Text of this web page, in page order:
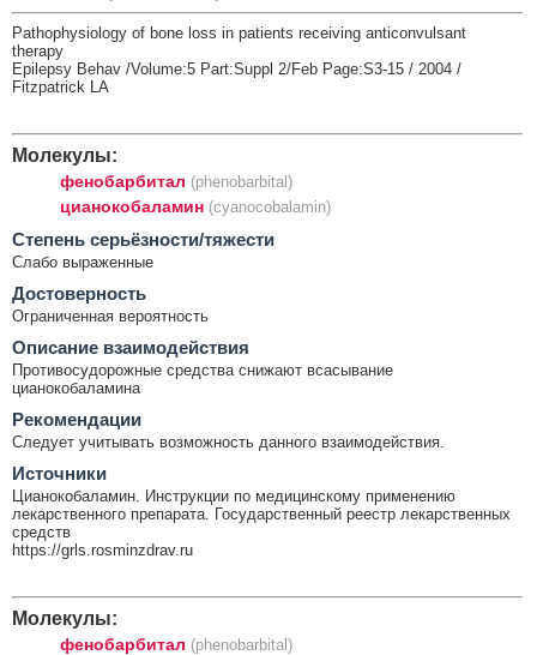
Pathophysiology of bone loss in patients receiving anticonvulsant
therapy
Epilepsy Behav /Volume:5 Part:Suppl 2/Feb Page:S3-15 / 2004 /
Fitzpatrick LA
Молекулы:
фенобарбитал (phenobarbital)
цианокобаламин (cyanocobalamin)
Cтепень серьёзности/тяжести
Слабо выраженные
Достоверность
Ограниченная вероятность
Описание взаимодействия
Противосудорожные средства снижают всасывание
цианокобаламина
Рекомендации
Следует учитывать возможность данного взаимодействия.
Источники
Цианокобаламин. Инструкции по медицинскому применению
лекарственного препарата. Государственный реестр лекарственных
средств
https://grls.rosminzdrav.ru
Молекулы:
фенобарбитал (phenobarbital)